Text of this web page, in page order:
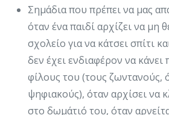
Σημάδια που πρέπει να μας
όταν ένα παιδί αρχίζει να μη
σχολείο για να κάτσει σπίτι
δεν έχει ενδιαφέρον να κάνει
φίλους του (τους ζωντανούς,
ψηφιακούς), όταν αρχίσει να
στο δωμάτιό του, όταν